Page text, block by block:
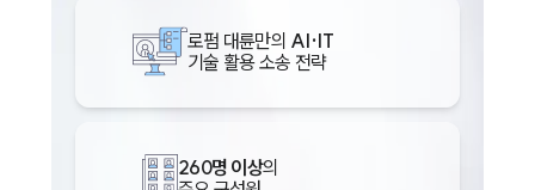
로펌 대륜만의 AI·IT
기술 활용 소송 전략
260명 이상의